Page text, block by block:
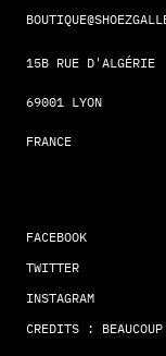
15B RUE D'ALGÉRIE
69001 LYON
FRANCE
FACEBOOK
TWITTER
INSTAGRAM
CREDITS :